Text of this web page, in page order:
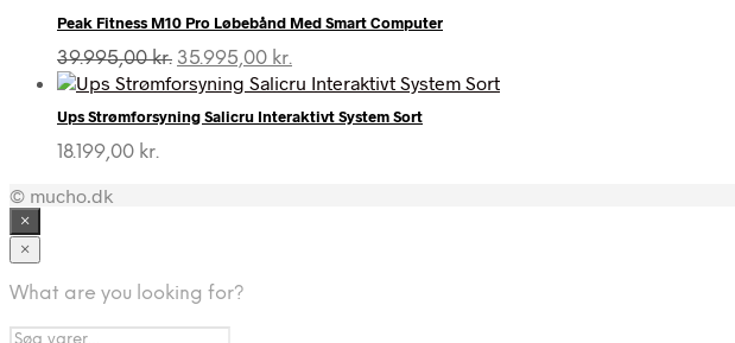
Peak Fitness M10 Pro Løbebånd Med Smart Computer
39.995,00kr. Den
oprindelige
var:
35.995,00 kr.
aktuelle
er:
Ups Strømforsyning Salicru Interaktivt System Sort
18.199,00 kr.
© mucho.dk
×
×
What are you looking for?